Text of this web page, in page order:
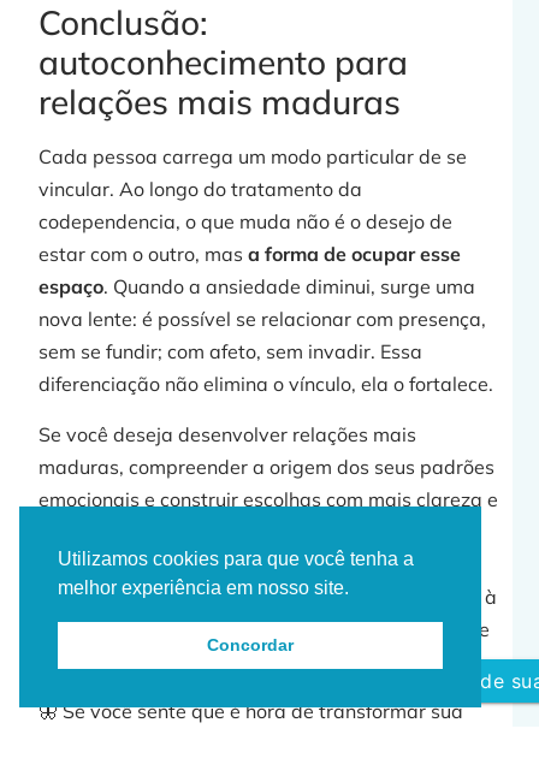
Conclusão:
autoconhecimento para
relações mais maduras
Cada pessoa carrega um modo particular de se
vincular. Ao longo do tratamento da
codependencia, o que muda não é o desejo de
estar com o outro, masa forma de ocupar esse
espaço. Quando a ansiedade diminui, surge uma
nova lente: é possível se relacionar com presença,
sem se fundir; com afeto, sem invadir. Essa
diferenciação não elimina o vínculo, ela o fortalece.
Se você deseja desenvolver relações mais
maduras, compreender a origem dos seus padrões
emocionais e construir escolhas com mais clareza e
consistente. Um espaço de escuta qualificada,
aprofundamento e realinhamento interno voltado à
sua história, ao seu momento e ao que ainda pode
🦋 Se você sente que é hora de transformar sua
Agende
Utilizamos cookies para que você tenha a
melhor experiência em nosso site.
Concordar